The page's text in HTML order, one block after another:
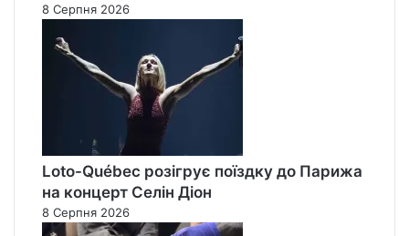
8 Серпня 2026
Loto-Québec розігрує поїздку до Парижа
на концерт Селін Діон
8 Серпня 2026